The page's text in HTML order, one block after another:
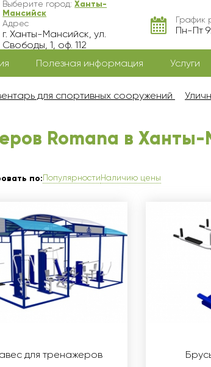
Выберите город:Ханты-
Мансийск
Адрес
г. Ханты-Мансийск, ул.
Свободы, 1, оф. 112
График
Пн-Пт
Полезная информация Услуги
для спортивных сооружений
Romana в
по:ПопулярностиНаличию цены
для тренажеров